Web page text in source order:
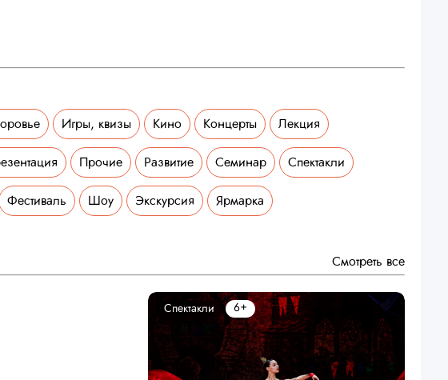
Игры, квизы Кино Концерты Лекция
Прочие Развитие Семинар Спектакли
Фестиваль Шоу Экскурсия Ярмарка
Смотреть все
Спектакли 6+